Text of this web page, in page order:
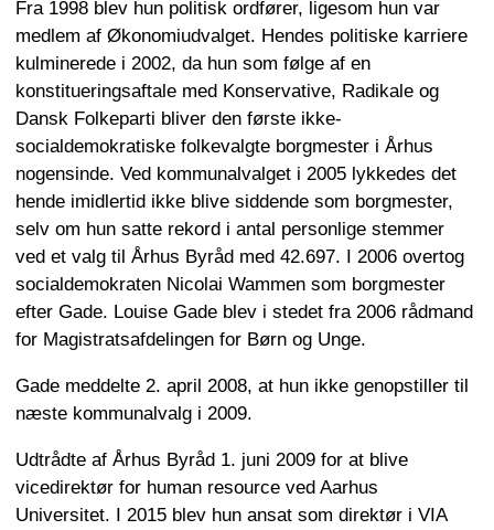
Fra 1998 blev hun politisk ordfører, ligesom hun var
medlem af Økonomiudvalget. Hendes politiske karriere
kulminerede i 2002, da hun som følge af en
konstitueringsaftale med Konservative, Radikale og
Dansk Folkeparti bliver den første ikke-
socialdemokratiske folkevalgte borgmester i Århus
nogensinde. Ved kommunalvalget i 2005 lykkedes det
hende imidlertid ikke blive siddende som borgmester,
selv om hun satte rekord i antal personlige stemmer
ved et valg til Århus Byråd med 42.697. I 2006 overtog
socialdemokraten Nicolai Wammen som borgmester
efter Gade. Louise Gade blev i stedet fra 2006 rådmand
for Magistratsafdelingen for Børn og Unge.
Gade meddelte 2. april 2008, at hun ikke genopstiller til
næste kommunalvalg i 2009.
Udtrådte af Århus Byråd 1. juni 2009 for at blive
vicedirektør for human resource ved Aarhus
Universitet. I 2015 blev hun ansat som direktør i VIA